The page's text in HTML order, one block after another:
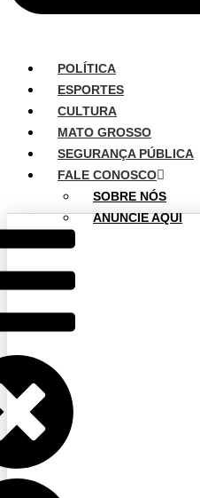
POLÍTICA
ESPORTES
CULTURA
MATO GROSSO
SEGURANÇA PÚBLICA
FALE CONOSCO
SOBRE NÓS
ANUNCIE AQUI